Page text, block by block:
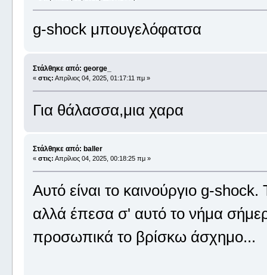
g-shock μπουγελόφατσα
Στάλθηκε από: george_
« στις: Απρίλιος 04, 2025, 01:17:11 πμ »
Για θάλασσα,μια χαρα
Στάλθηκε από: baller
« στις: Απρίλιος 04, 2025, 00:18:25 πμ »
Αυτό είναι το καινούργιο g-
αλλά έπεσα σ' αυτό το νήμα
προσωπικά το βρίσκω άσχημο...